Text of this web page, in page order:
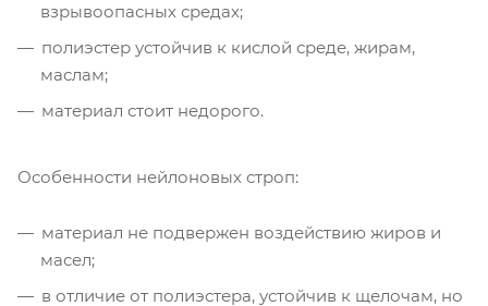
взрывоопасных средах;
полиэстер устойчив к кислой среде, жирам,
маслам;
материал стоит недорого.
Особенности нейлоновых строп:
материал не подвержен воздействию жиров и
масел;
в отличие от полиэстера, устойчив к щелочам, но